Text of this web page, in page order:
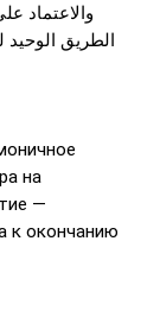
والاعتماد
الطريق الوحيد
на
—
к окончанию